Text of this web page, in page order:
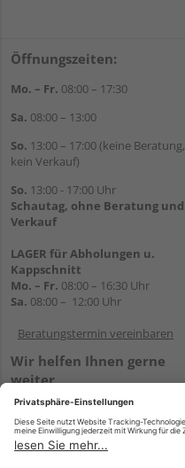
Öffnungszeiten:
Mo. – Fr. 08:00 – 17:30
Sa. 08:00 – 13:00
So. 13:00 – 17:00 (keine Beratung,
kein Verkauf)
So. 13:00 - 17:00 Uhr
Schautag, ohne Beratung und
Verkauf
LAGER für Abholungen u.
Kappschnitt
Mo. – Fr. 08:00 – 16:30 Uhr
Sa. 08:00 – 12:00 Uhr
Beratungstermin vereinbaren
Wir helfen Ihnen gerne
weiter
Tel.:+49 5647 94660
WhatsApp